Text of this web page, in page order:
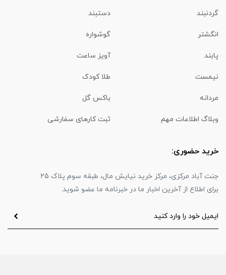
گردنبند دستبند
انگشتر گوشواره
پابند آویز ساعت
نیمست طلا کودک
مردانه باکس گل
وبلاگ اطلاعات مهم ثبت کارهای سفارشی
خرید حضوری:
جنت آباد مرکزی، مرکز خرید نیایش مال، طبقه سوم پلاک 25
برای اطلاع از آخرین اخبار ما در خبرنامه ما عضو شوید.